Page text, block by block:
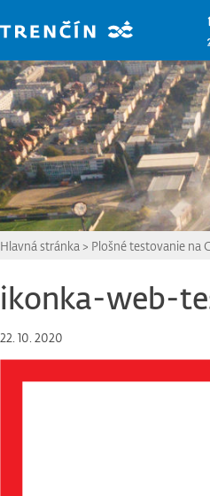
Hlavná stránka > Plošné testovanie na
ikonka-web-
22. 10. 2020